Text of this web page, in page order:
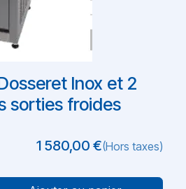
Inox et 2
sorties froides
1 580,00 €(Hors taxes)